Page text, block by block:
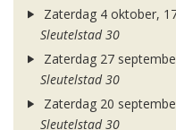
Zaterdag 4 oktober,
Sleutelstad 30
Zaterdag 27
Sleutelstad 30
Zaterdag 20
Sleutelstad 30